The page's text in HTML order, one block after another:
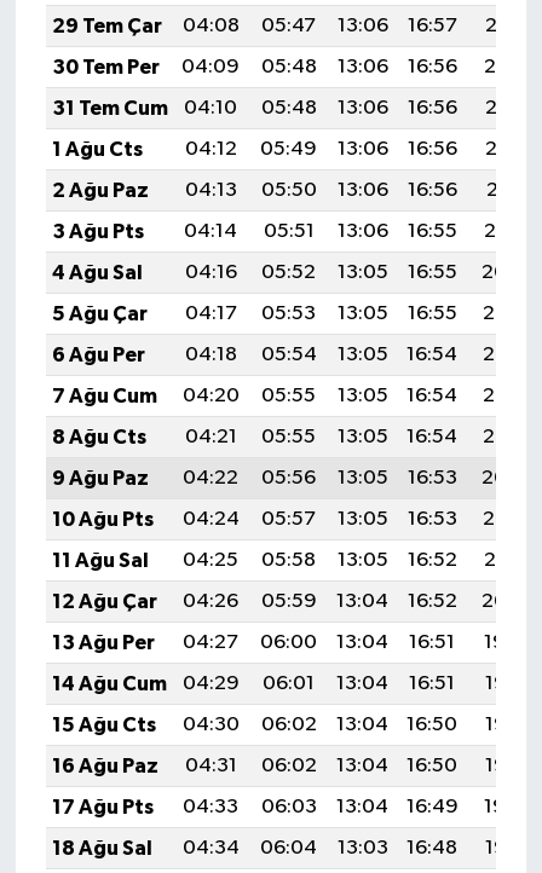
29 Tem Çar
04:08 05:47 13:06 16:57
20:15
30 Tem Per
04:09 05:48 13:06 16:56
20:14
31 Tem Cum
04:10 05:48 13:06 16:56
20:13
1 Ağu Cts
04:12 05:49 13:06 16:56
20:12
2 Ağu Paz
04:13 05:50 13:06 16:56
20:11
3 Ağu Pts
04:14 05:51 13:06 16:55
20:10
4 Ağu Sal
04:16 05:52 13:05 16:55
20:09
5 Ağu Çar
04:17 05:53 13:05 16:55
20:08
6 Ağu Per
04:18 05:54 13:05 16:54
20:07
7 Ağu Cum
04:20 05:55 13:05 16:54
20:06
8 Ağu Cts
04:21 05:55 13:05 16:54
20:05
9 Ağu Paz
04:22 05:56 13:05 16:53
20:04
10 Ağu Pts
04:24 05:57 13:05 16:53
20:02
11 Ağu Sal
04:25 05:58 13:05 16:52
20:01
12 Ağu Çar
04:26 05:59 13:04 16:52
20:00
13 Ağu Per
04:27 06:00 13:04 16:51
19:59
14 Ağu Cum
04:29 06:01 13:04 16:51
19:58
15 Ağu Cts
04:30 06:02 13:04 16:50
19:56
16 Ağu Paz
04:31 06:02 13:04 16:50
19:55
17 Ağu Pts
04:33 06:03 13:04 16:49
19:54
18 Ağu Sal
04:34 06:04 13:03 16:48
19:52